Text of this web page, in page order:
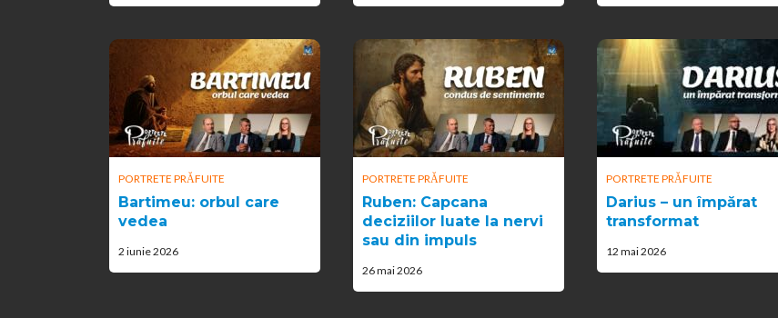
PORTRETE PRĂFUITE
Bartimeu: orbul care
vedea
2 iunie 2026
PORTRETE PRĂFUITE
Ruben: Capcana
deciziilor luate la nervi
sau din impuls
26 mai 2026
PORTRETE PRĂFUITE
Darius – un împărat
transformat
12 mai 2026